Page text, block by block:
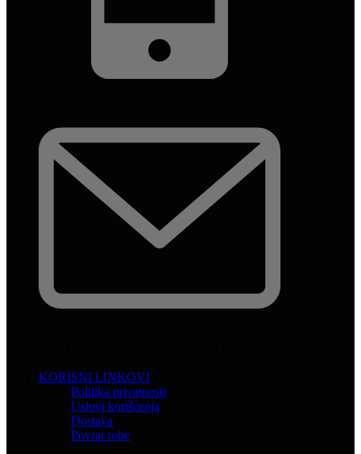
KORISNI LINKOVI
Politika privatnosti
Uslovi korišćenja
Dostava
Povrat robe